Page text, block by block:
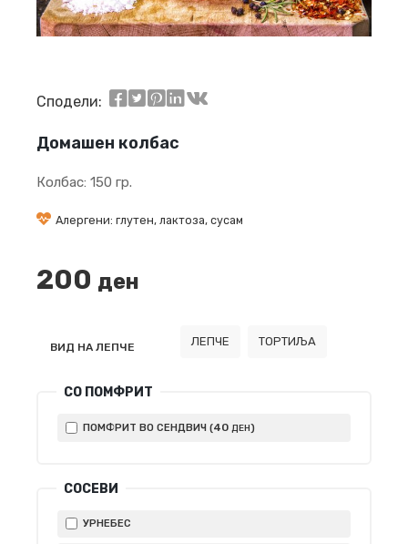
Сподели:
Домашен колбас
Колбас: 150 гр.
Алергени: глутен, лактоза, сусам
200 ден
ВИД НА ЛЕПЧЕ ЛЕПЧЕ ТОРТИЉА
СО ПОМФРИТ
ПОМФРИТ ВО СЕНДВИЧ (40 ДЕН)
СОСЕВИ
УРНЕБЕС